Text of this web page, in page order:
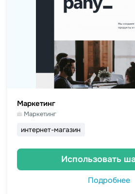
Маркетинг
Маркетинг
интернет-магазин
Использовать
Подробнее